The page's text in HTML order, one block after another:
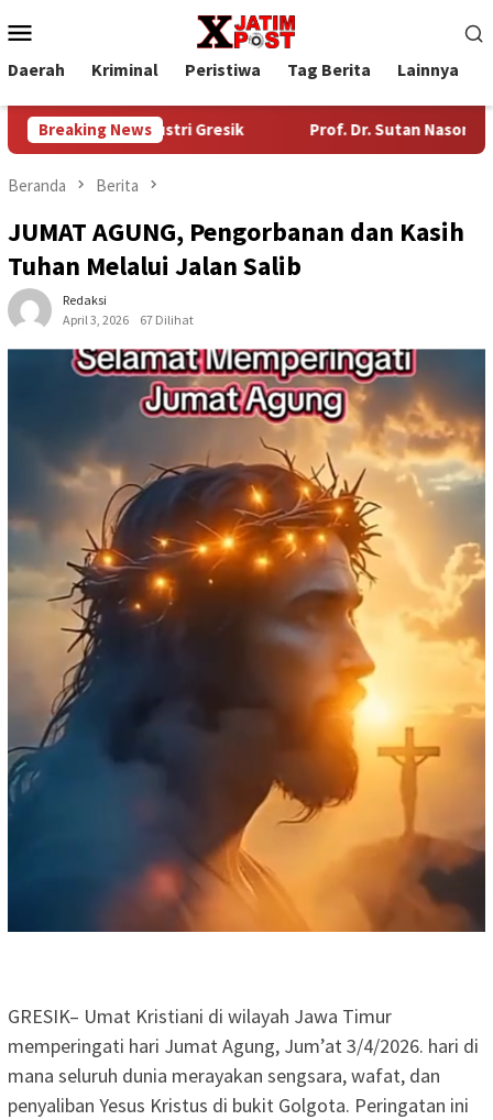
ke
kontenMobile
Daerah Kriminal Peristiwa Tag Berita Lainnya
Breaking News
Industri Gresik Prof. Dr. Sutan Nasomal Harapkan
Beranda Berita
JUMAT AGUNG, Pengorbanan dan Kasih
Tuhan Melalui Jalan Salib
Redaksi
April 3, 2026
67 Dilihat
GRESIK– Umat Kristiani di wilayah Jawa Timur
memperingati hari Jumat Agung, Jum’at 3/4/2026. hari di
mana seluruh dunia merayakan sengsara, wafat, dan
penyaliban Yesus Kristus di bukit Golgota. Peringatan ini